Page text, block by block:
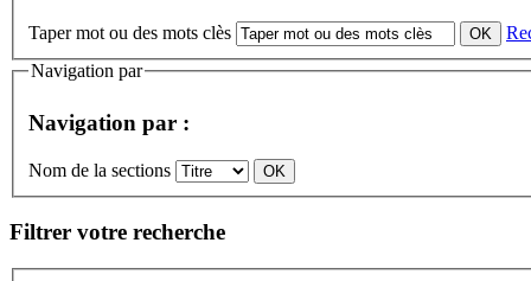
Taper mot ou des mots clès
Navigation par
Navigation par :
Nom de la sections
Filtrer votre recherche